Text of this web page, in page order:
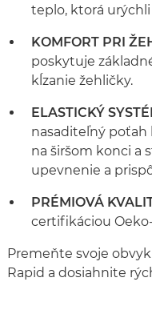
teplo, ktorá
KOMFORT PRI
poskytuje
kĺzanie žehličky.
ELASTICKÝ
nasaditeľný
na širšom konci a
upevnenie a
PRÉMIOVÁ
certifikáciou
Premeňte svoje
Rapid a dosiahnite